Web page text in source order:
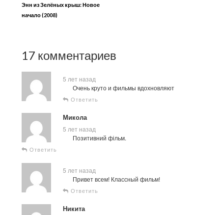
Энн из Зелёных крыш: Новое
начало (2008)
17 комментариев
5 лет назад
Очень круто и фильмы вдохновляют
Ответить
Микола
5 лет назад
Позитивний фільм.
Ответить
5 лет назад
Привет всем! Классный фильм!
Ответить
Никита